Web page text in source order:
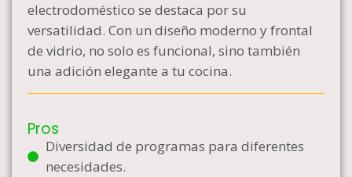
electrodoméstico se destaca por su
versatilidad. Con un diseño moderno y frontal
de vidrio, no solo es funcional, sino también
una adición elegante a tu cocina.
Pros
Diversidad de programas para diferentes
necesidades.